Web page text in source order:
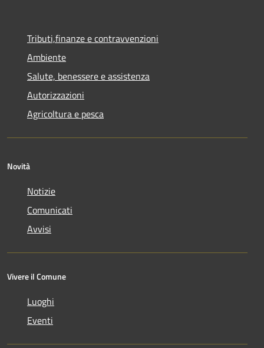
Tributi,finanze e contravvenzioni
Ambiente
Salute, benessere e assistenza
Autorizzazioni
Agricoltura e pesca
Novità
Notizie
Comunicati
Avvisi
Vivere il Comune
Luoghi
Eventi